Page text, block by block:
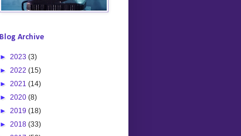
Blog Archive
► 2023 (3)
► 2022 (15)
► 2021 (14)
► 2020 (8)
► 2019 (18)
► 2018 (33)